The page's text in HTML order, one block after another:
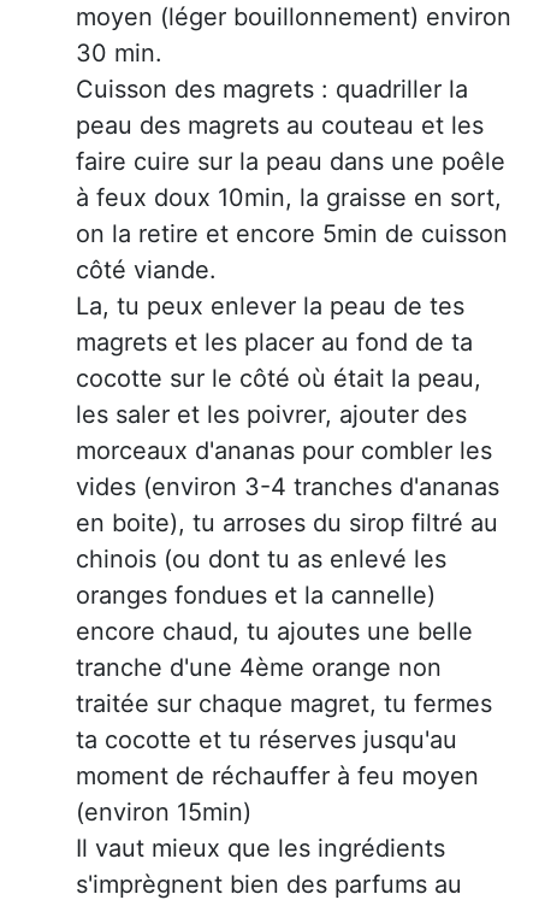
moyen (léger bouillonnement) environ
30 min.
Cuisson des magrets : quadriller la
peau des magrets au couteau et les
faire cuire sur la peau dans une poêle
à feux doux 10min, la graisse en sort,
on la retire et encore 5min de cuisson
côté viande.
La, tu peux enlever la peau de tes
magrets et les placer au fond de ta
cocotte sur le côté où était la peau,
les saler et les poivrer, ajouter des
morceaux d'ananas pour combler les
vides (environ 3-4 tranches d'ananas
en boite), tu arroses du sirop filtré au
chinois (ou dont tu as enlevé les
oranges fondues et la cannelle)
encore chaud, tu ajoutes une belle
tranche d'une 4ème orange non
traitée sur chaque magret, tu fermes
ta cocotte et tu réserves jusqu'au
moment de réchauffer à feu moyen
(environ 15min)
Il vaut mieux que les ingrédients
s'imprègnent bien des parfums au